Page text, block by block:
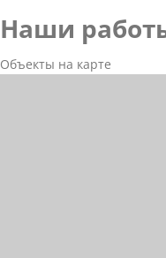
Наши
Объекты на карте